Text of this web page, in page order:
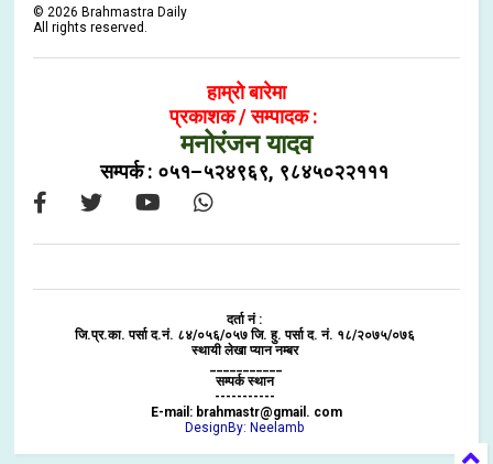
© 2026 Brahmastra Daily
All rights reserved.
हाम्रो बारेमा
प्रकाशक / सम्पादक :
मनोरंजन यादव
सम्पर्क : ०५१–५२४९६९, ९८४५०२२१११
दर्ता नं :
जि.प्र.का. पर्सा द.नं. ८४/०५६/०५७ जि. हु. पर्सा द. नं. १८/२०७५/०७६
स्थायी लेखा प्यान नम्बर
सम्पर्क स्थान
-----------
E-mail: brahmastr@gmail. com
DesignBy: Neelamb